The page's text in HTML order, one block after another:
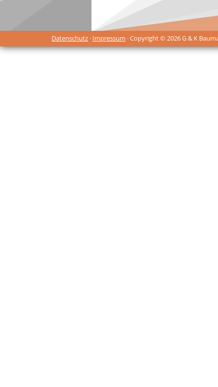
Datenschutz · Impressum · Copyright © 2026 G & K